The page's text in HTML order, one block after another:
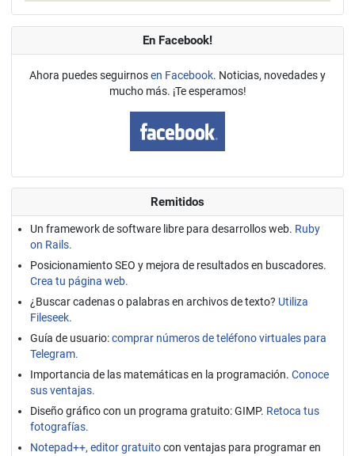
En Facebook!
Ahora puedes seguirnosen Facebook. Noticias, novedades y
mucho más. ¡Te esperamos!
Remitidos
Un framework de software libre para desarrollos web. Ruby
on Rails.
Posicionamiento SEO y mejora de resultados en buscadores.
Crea tu página web.
¿Buscar cadenas o palabras en archivos de texto? Utiliza
Fileseek.
Guía de usuario:comprar números de teléfono virtuales para
Telegram.
Importancia de las matemáticas en la programación. Conoce
sus ventajas.
Diseño gráfico con un programa gratuito: GIMP. Retoca tus
fotografías.
Notepad++, editor gratuitocon ventajas para programar en